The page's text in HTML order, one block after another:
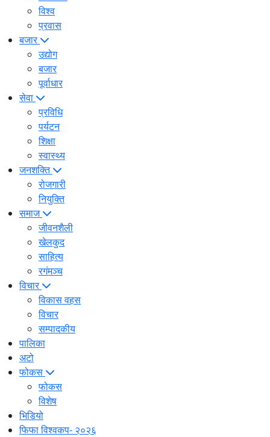
विश्व
प्रवास
बजार
उद्योग
बजार
पूर्वाधार
सेवा
प्रविधि
पर्यटन
शिक्षा
स्वास्थ्य
जनशक्ति
रोजगारी
नियुक्ति
समाज
जीवनशैली
खेलकुद
साहित्य
रगंमञ्च
विचार
विकास वहस
विचार
सम्पादकीय
पालिका
अटो
फोकस
फोकस
विशेष
भिडियो
फिफा विश्वकप- २०२६